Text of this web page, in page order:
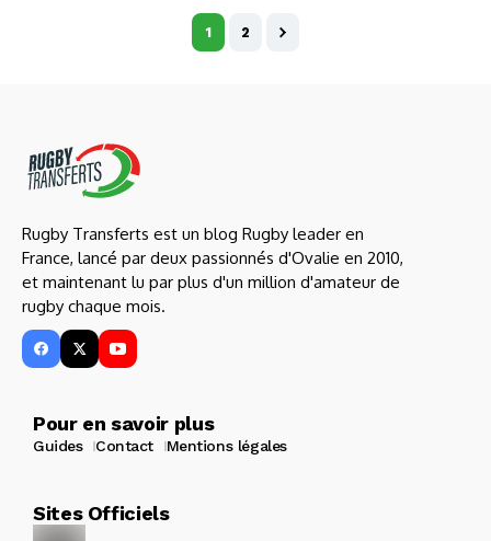
1 2
Rugby Transferts est un blog Rugby leader en
France, lancé par deux passionnés d'Ovalie en 2010,
et maintenant lu par plus d'un million d'amateur de
rugby chaque mois.
Pour en savoir plus
Guides Contact Mentions légales
Sites Officiels